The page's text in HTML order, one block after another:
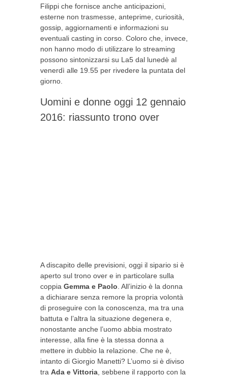
Filippi che fornisce anche anticipazioni,
esterne non trasmesse, anteprime, curiosità,
gossip, aggiornamenti e informazioni su
eventuali casting in corso. Coloro che, invece,
non hanno modo di utilizzare lo streaming
possono sintonizzarsi su La5 dal lunedè al
venerdì alle 19.55 per rivedere la puntata del
giorno.
Uomini e donne oggi 12 gennaio
2016: riassunto trono over
A discapito delle previsioni, oggi il sipario si è
aperto sul trono over e in particolare sulla
coppia Gemma e Paolo . All’inizio è la donna
a dichiarare senza remore la propria volontà
di proseguire con la conoscenza, ma tra una
battuta e l’altra la situazione degenera e,
nonostante anche l’uomo abbia mostrato
interesse, alla fine è la stessa donna a
mettere in dubbio la relazione. Che ne è,
intanto di Giorgio Manetti? L’uomo si è diviso
tra Ada e Vittoria , sebbene il rapporto con la